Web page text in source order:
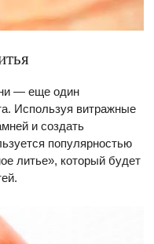
— еще один
Используя витражные
и создать
популярностью
литье», который будет